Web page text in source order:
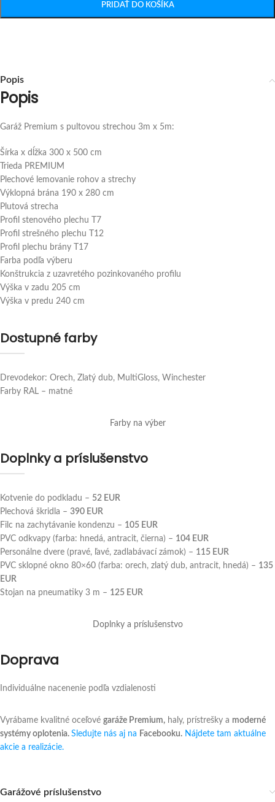
PRIDAŤ DO KOŠÍKA
Popis
Popis
Garáž Premium s pultovou strechou 3m x 5m:
Šírka x dĺžka 300 x 500 cm
Trieda PREMIUM
Plechové lemovanie rohov a strechy
Výklopná brána 190 x 280 cm
Plutová strecha
Profil stenového plechu T7
Profil strešného plechu T12
Profil plechu brány T17
Farba podľa výberu
Konštrukcia z uzavretého pozinkovaného profilu
Výška v zadu 205 cm
Výška v predu 240 cm
Dostupné farby
Drevodekor: Orech, Zlatý dub, MultiGloss, Winchester
Farby RAL – matné
Farby na výber
Doplnky a príslušenstvo
Kotvenie do podkladu – 52 EUR
Plechová škridla – 390 EUR
Filc na zachytávanie kondenzu – 105 EUR
PVC odkvapy (farba: hnedá, antracit, čierna) – 104 EUR
Personálne dvere (pravé, ľavé, zadlabávací zámok) – 115 EUR
PVC sklopné okno 80×60 (farba: orech, zlatý dub, antracit, hnedá) – 135
EUR
Stojan na pneumatiky 3 m – 125 EUR
Doplnky a príslušenstvo
Doprava
Individuálne nacenenie podľa vzdialenosti
Vyrábame kvalitné oceľové garáže Premium, haly, prístrešky a moderné
systémy oplotenia. Sledujte nás aj na Facebooku. Nájdete tam aktuálne
akcie a realizácie.
Garážové príslušenstvo